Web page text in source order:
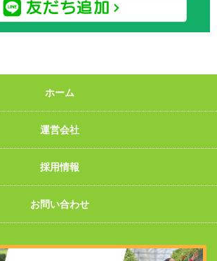
ホーム
運営会社
採用情報
お問い合わせ